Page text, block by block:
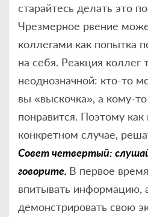
старайтесь делать это
Чрезмерное рвение
коллегами как попытка
на себя. Реакция
неоднозначной: кто-то
вы «выскочка», а кому-
понравится. Поэтому
конкретном случае,
Совет четвертый:
говорите. В первое
впитывать информацию,
демонстрировать свою